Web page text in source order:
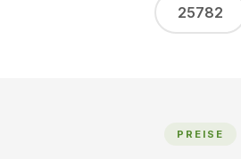
25782
PREISE